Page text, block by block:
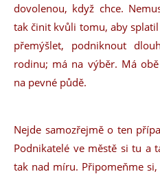
dovolenou, když chce.
tak činit kvůli tomu, aby
přemýšlet, podniknout
rodinu; má na výběr. Má
na pevné půdě.
Nejde samozřejmě o ten
Podnikatelé ve městě si tu a
tak nad míru. Připomeňme